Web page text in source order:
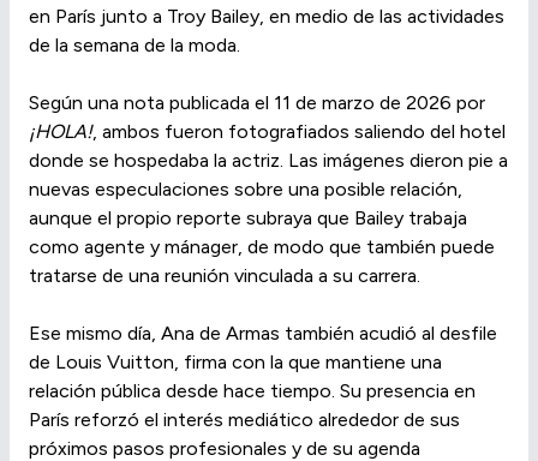
en París junto a Troy Bailey, en medio de las actividades
de la semana de la moda.
Según una nota publicada el 11 de marzo de 2026 por
¡HOLA!, ambos fueron fotografiados saliendo del hotel
donde se hospedaba la actriz. Las imágenes dieron pie a
nuevas especulaciones sobre una posible relación,
aunque el propio reporte subraya que Bailey trabaja
como agente y mánager, de modo que también puede
tratarse de una reunión vinculada a su carrera.
Ese mismo día, Ana de Armas también acudió al desfile
de Louis Vuitton, firma con la que mantiene una
relación pública desde hace tiempo. Su presencia en
París reforzó el interés mediático alrededor de sus
próximos pasos profesionales y de su agenda